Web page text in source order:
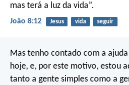
mas terá a luz da vida”.
João 8:12 Jesus vida seguir
Mas tenho contado com a
hoje, e, por este motivo, estou
tanto a gente simples como a